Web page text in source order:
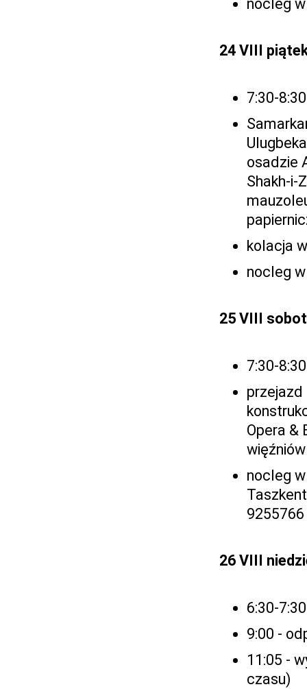
nocleg
24 VIII
7:30-
osadzie
Shakh-i-
kolacja
nocleg
25 VIII
7:30-
przejazd
Opera &
nocleg
9255766
26 VIII
6:30-
9:00 -
11:05 -
czasu)